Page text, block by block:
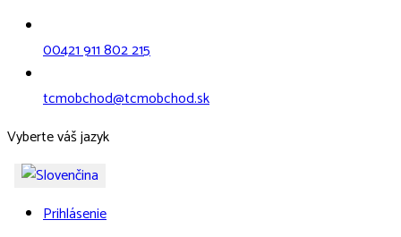
00421 911 802 215
tcmobchod@tcmobchod.sk
Vyberte váš jazyk
Prihlásenie